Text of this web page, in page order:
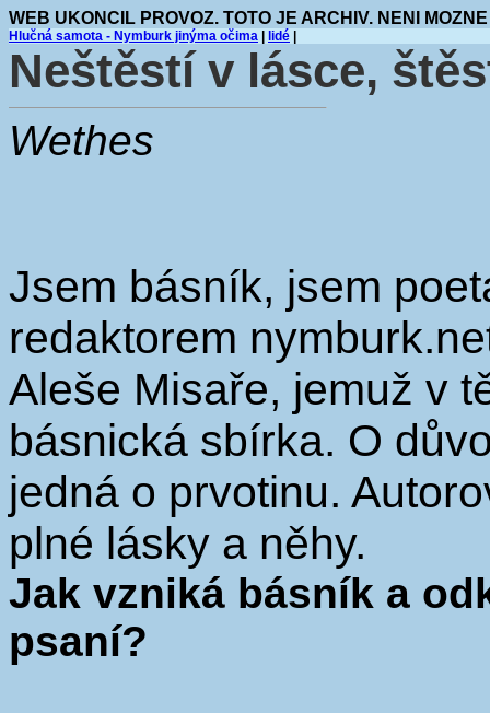
WEB UKONCIL PROVOZ. TOTO JE ARCHIV. NENI
Hlučná samota - Nymburk jinýma očima lidé
Neštěstí v lásce,
Wethes
Jsem básník, jsem
redaktorem
Aleše Misaře, jemuž v
básnická sbírka. O
jedná o prvotinu.
plné lásky a něhy.
Jak vzniká básník a
psaní?